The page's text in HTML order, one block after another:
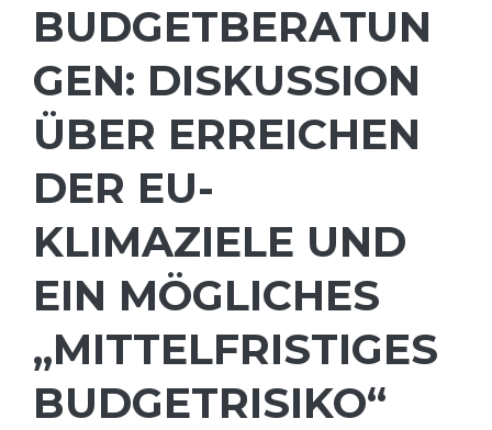
BUDGETBERATUN
GEN: DISKUSSION
ÜBER ERREICHEN
DER EU-
KLIMAZIELE UND
EIN MÖGLICHES
„MITTELFRISTIGES
BUDGETRISIKO“